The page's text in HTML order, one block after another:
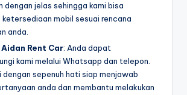
dengan jelas sehingga kami bisa
ketersediaan mobil sesuai rencana
anda.
Rent Car: Anda dapat
kami melalui Whatsapp dan telepon.
dengan sepenuh hati siap menjawab
anda dan membantu melakukan